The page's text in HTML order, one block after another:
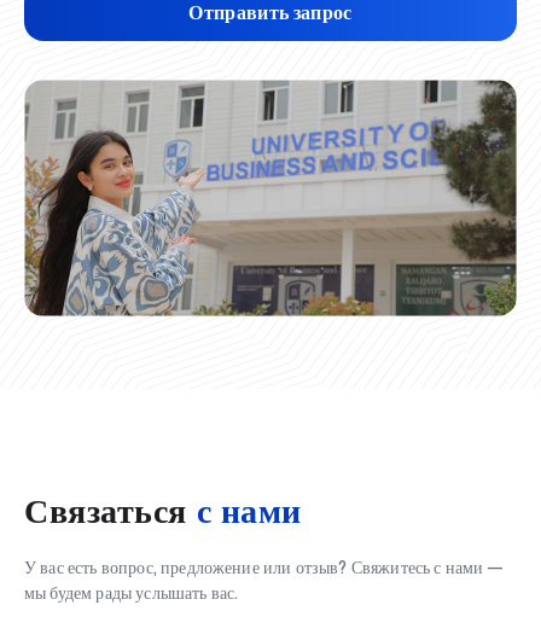
Отправить запрос
Связаться с нами
У вас есть вопрос, предложение или отзыв? Свяжитесь с нами —
мы будем рады услышать вас.